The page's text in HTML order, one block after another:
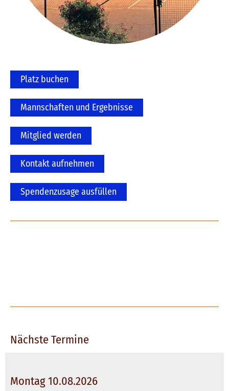
Platz buchen
Mannschaften und Ergebnisse
Mitglied werden
Kontakt aufnehmen
Spendenzusage ausfüllen
Nächste Termine
Montag 10.08.2026